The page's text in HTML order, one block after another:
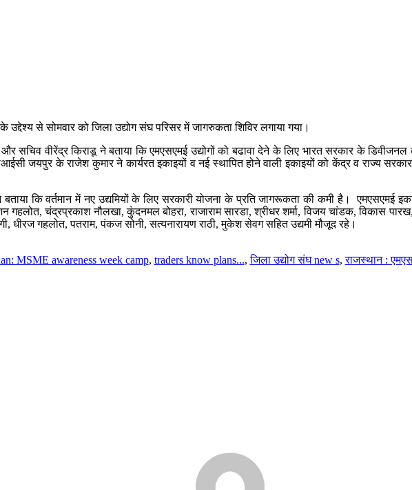
उद्देश्य से सोमवार को जिला उद्योग संघ परिसर में जागरुकता शिविर लगाया गया।
और सचिव वीरेंद्र किराडू ने बताया कि एमएसएमई उद्योगों को बढावा देने के लिए भारत सरकार के
जयपुर के राजेश कुमार ने कार्यरत इकाइयों व नई स्थापित होने वाली इकाइयों को केंद्र व राज्य
बताया कि वर्तमान में नए उद्यमियों के लिए सरकारी योजना के प्रति जागरूकता की कमी है। एमएसएमई
गहलोत, चंद्रप्रकाश नौलखा, कुंदनमल बोहरा, राजाराम सारडा, श्रीधर शर्मा, विजय चांडक, विकास
धीरज गहलोत, पतराम, पंकज सोनी, सत्यनारायण राठी, मुकेश सेवग सहित उद्यमी मौजूद रहे।
MSME awareness week camp, traders know plans...,जिला उद्योग संघ new s,राजस्थान :